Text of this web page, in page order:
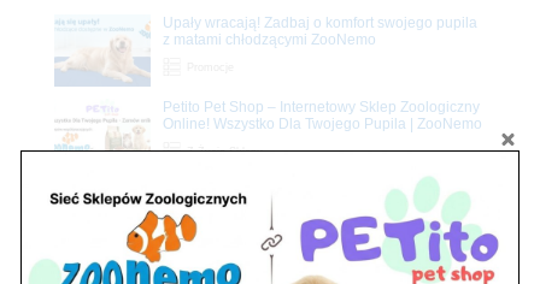
Upały wracają! Zadbaj o komfort swojego pupila
z matami chłodzącymi ZooNemo
Z Życia Sklepu
Petito Pet Shop – Internetowy Sklep Zoologiczny
Online! Wszystko Dla Twojego Pupila | ZooNemo
Znajdź nas
Adres